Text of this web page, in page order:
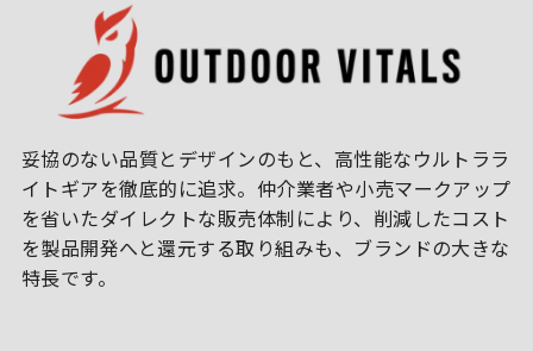
妥協のない品質とデザインのもと、高性能なウルトララ
イトギアを徹底的に追求。仲介業者や小売マークアップ
を省いたダイレクトな販売体制により、削減したコスト
を製品開発へと還元する取り組みも、ブランドの大きな
特長です。